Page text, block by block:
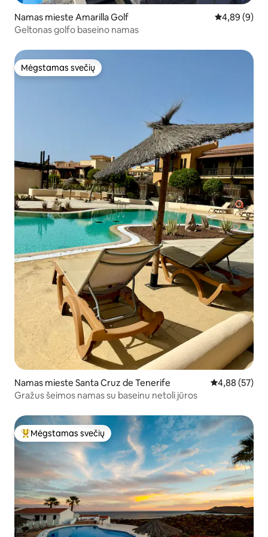
Namas mieste Amarilla Golf Vidutinis
4,89 (9)
Geltonas golfo baseino namas
Mėgstamas svečių
Mėgstamas svečių
Namas mieste Santa Cruz de Tenerife Vidutinis
4,88 (57)
Gražus šeimos namas su baseinu netoli jūros
Svečių mėgstamiausias
Mėgstamas svečių